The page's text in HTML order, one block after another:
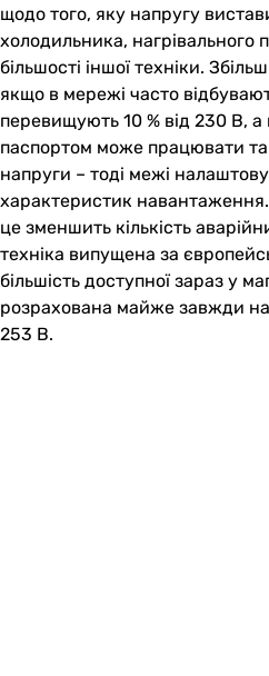
щодо того, яку напругу
холодильника, нагрівального
більшості іншої техніки.
якщо в мережі часто
перевищують 10 % від 230 В, а
паспортом може працювати
напруги – тоді межі
характеристик
це зменшить кількість
техніка випущена за
більшість доступної зараз у
розрахована майже завжди на
253 В.